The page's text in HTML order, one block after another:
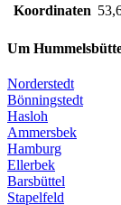
Auch und gerade
für einen
So sind bei
Hauptgründe zu
einschränken.
können das
meistens mit
und hauptsächlich
Badewannen zu tun.